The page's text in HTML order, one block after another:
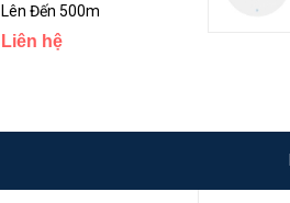
Lên Đến 500m
Liên hệ